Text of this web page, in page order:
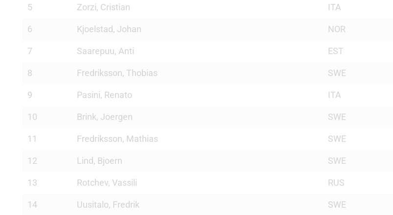
5 Zorzi, Cristian ITA
6 Kjoelstad, Johan NOR
7 Saarepuu, Anti EST
8 Fredriksson, Thobias SWE
9 Pasini, Renato ITA
10 Brink, Joergen SWE
11 Fredriksson, Mathias SWE
12 Lind, Bjoern SWE
13 Rotchev, Vassili RUS
14 Uusitalo, Fredrik SWE